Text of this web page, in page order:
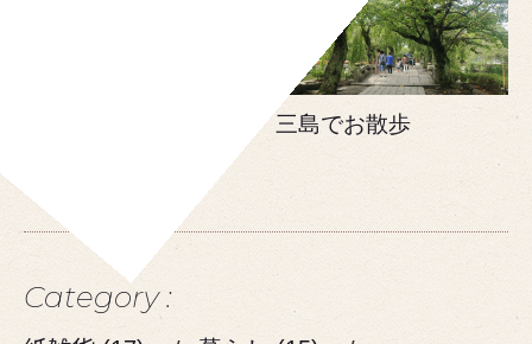
三島でお散歩
Category :